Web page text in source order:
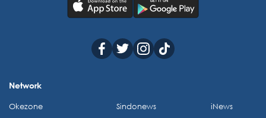
Network
Okezone
Sindonews
iNews